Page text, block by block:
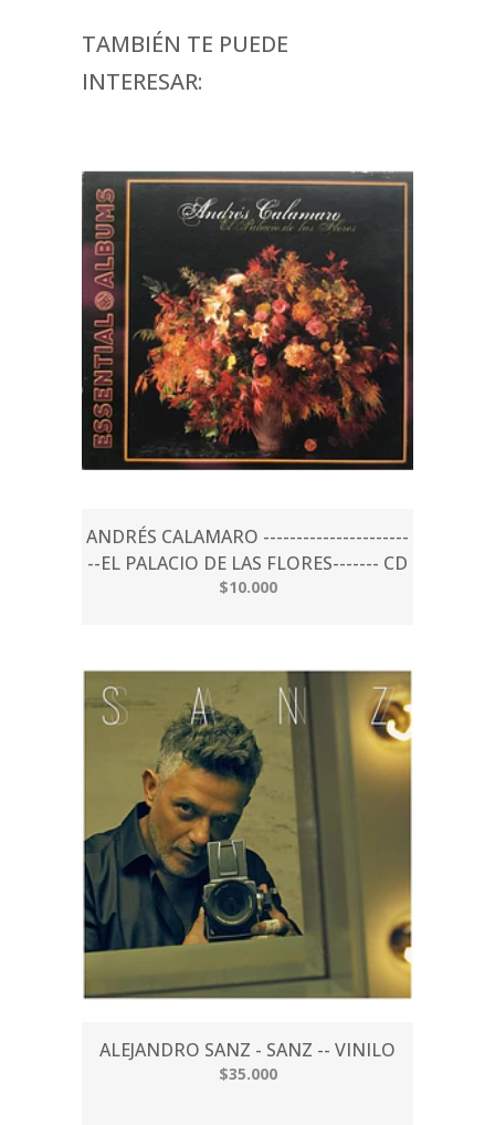
TAMBIÉN TE PUEDE
INTERESAR:
ANDRÉS CALAMARO ----------------------
--EL PALACIO DE LAS FLORES------- CD
$10.000
ALEJANDRO SANZ - SANZ -- VINILO
$35.000